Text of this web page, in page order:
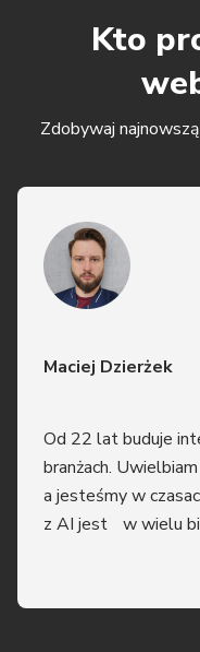
Kto
Zdobywaj
Maciej Dzierżek
Od 22 lat buduje
branżach.
a jesteśmy w
z AI jest w wielu